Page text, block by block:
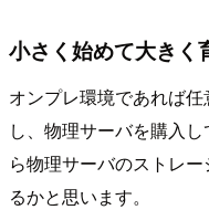
小さく始めて大きく
オンプレ環境であれば
し、物理サーバを購入
ら物理サーバのストレ
るかと思います。